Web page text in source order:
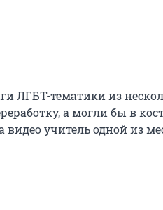
ЛГБТ-тематики из
а могли бы в
видео учитель одной из